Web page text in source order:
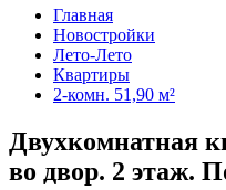
Главная
Новостройки
Лето-Лето
Квартиры
2-комн. 51,90 м²
Двухкомнатная
во двор. 2 этаж.